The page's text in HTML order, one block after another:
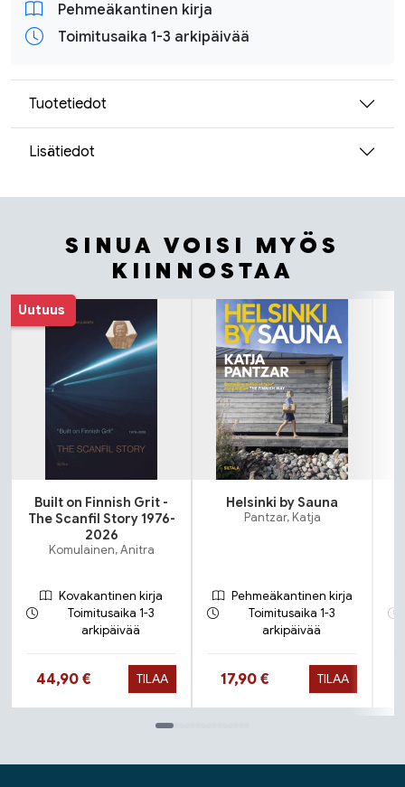
Pehmeäkantinen kirja
Toimitusaika 1-3 arkipäivää
Tuotetiedot
Lisätiedot
SINUA VOISI MYÖS
KIINNOSTAA
Tuoteluettelon alku
Uutuus
Built on Finnish Grit -
The Scanfil Story 1976-
2026
Komulainen, Anitra
Kovakantinen kirja
Toimitusaika 1-3
arkipäivää
Hinta nyt
44,90 € TILAA
Helsinki by Sauna
Pantzar, Katja
Pehmeäkantinen kirja
Toimitusaika 1-3
arkipäivää
Hinta nyt
17,90 € TILAA